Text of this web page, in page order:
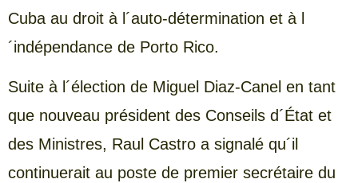
Cuba au droit à l´auto-détermination et à l
´indépendance de Porto Rico.
Suite à l´élection de Miguel Diaz-Canel en tant
que nouveau président des Conseils d´État et
des Ministres, Raul Castro a signalé qu´il
continuerait au poste de premier secrétaire du